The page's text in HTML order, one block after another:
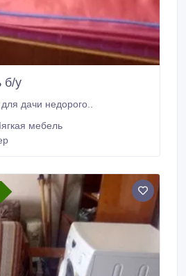
б/у
дачи недорого..
мебель